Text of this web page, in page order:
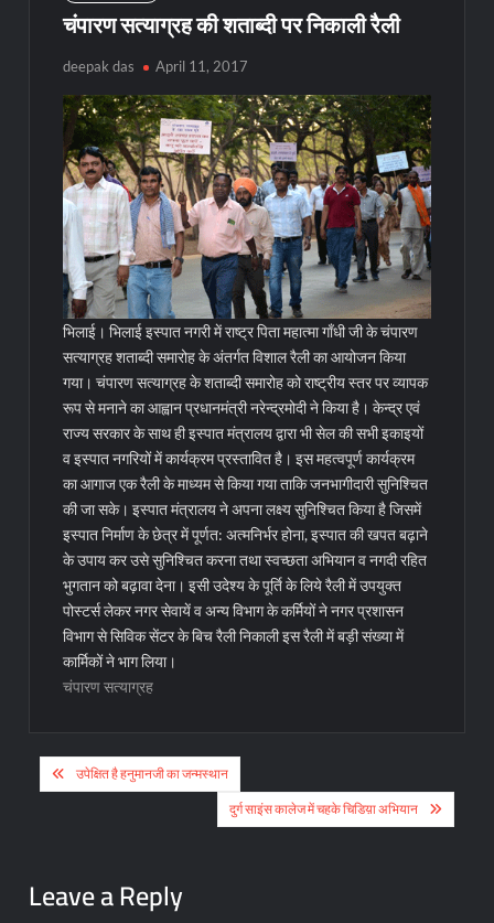
चंपारण सत्याग्रह की शताब्दी पर निकाली रैली
deepak das April 11, 2017
भिलाई। भिलाई इस्पात नगरी में राष्ट्र पिता महात्मा गाँधी जी के चंपारण
सत्याग्रह शताब्दी समारोह के अंतर्गत विशाल रैली का आयोजन किया
गया। चंपारण सत्याग्रह के शताब्दी समारोह को राष्ट्रीय स्तर पर व्यापक
रूप से मनाने का आह्वान प्रधानमंत्री नरेन्द्रमोदी ने किया है। केन्द्र एवं
राज्य सरकार के साथ ही इस्पात मंत्रालय द्वारा भी सेल की सभी इकाइयों
व इस्पात नगरियों में कार्यक्रम प्रस्तावित है। इस महत्वपूर्ण कार्यक्रम
का आगाज एक रैली के माध्यम से किया गया ताकि जनभागीदारी सुनिश्चित
की जा सके।इस्पात मंत्रालय ने अपना लक्ष्य सुनिश्चित किया है जिसमें
इस्पात निर्माण के छेत्र में पूर्णत: अत्मनिर्भर होना, इस्पात की खपत बढ़ाने
के उपाय कर उसे सुनिश्चित करना तथा स्वच्छता अभियान व नगदी रहित
भुगतान को बढ़ावा देना। इसी उदेश्य के पूर्ति के लिये रैली में उपयुक्त
पोस्टर्स लेकर नगर सेवायें व अन्य विभाग के कर्मियों ने नगर प्रशासन
विभाग से सिविक सेंटर के बिच रैली निकाली इस रैली में बड़ी संख्या में
कार्मिकों ने भाग लिया।
चंपारण सत्याग्रह
Post
navigation
उपेक्षित है हनुमानजी का जन्मस्थान
दुर्ग साइंस कालेज में चहके चिडिय़ा अभियान
Leave a Reply